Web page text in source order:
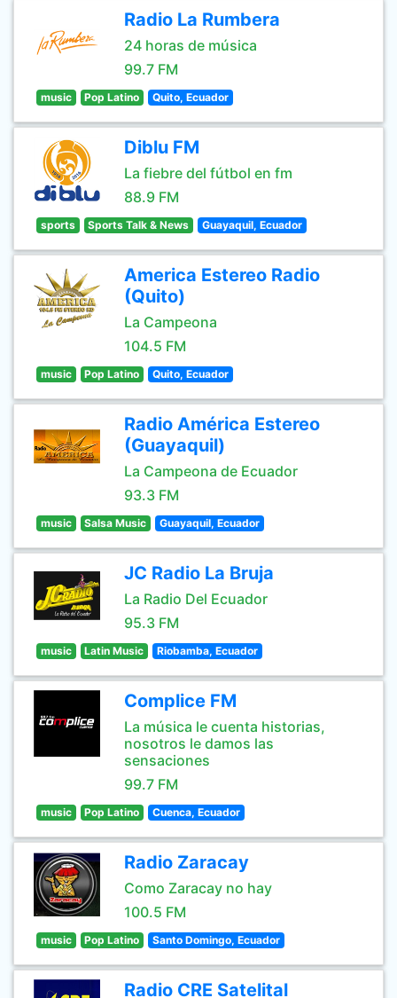
Radio La Rumbera
24 horas de música
99.7 FM
music Pop Latino Quito, Ecuador
Diblu FM
La fiebre del fútbol en fm
88.9 FM
sports Sports Talk & News Guayaquil, Ecuador
America Estereo Radio
(Quito)
La Campeona
104.5 FM
music Pop Latino Quito, Ecuador
Radio América Estereo
(Guayaquil)
La Campeona de Ecuador
93.3 FM
music Salsa Music Guayaquil, Ecuador
JC Radio La Bruja
La Radio Del Ecuador
95.3 FM
music Latin Music Riobamba, Ecuador
Complice FM
La música le cuenta historias,
nosotros le damos las
sensaciones
99.7 FM
music Pop Latino Cuenca, Ecuador
Radio Zaracay
Como Zaracay no hay
100.5 FM
music Pop Latino Santo Domingo, Ecuador
Radio CRE Satelital